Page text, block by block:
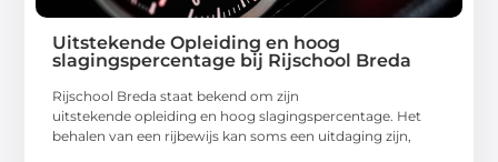
Uitstekende Opleiding en hoog
slagingspercentage bij Rijschool Breda
Rijschool Breda staat bekend om zijn
uitstekende opleiding en hoog slagingspercentage. Het
behalen van een rijbewijs kan soms een uitdaging zijn,